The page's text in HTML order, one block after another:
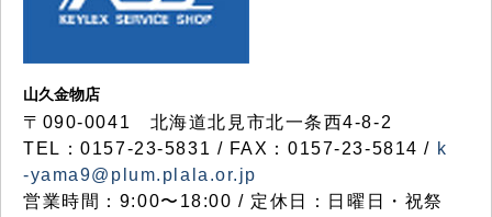
山久金物店
〒090-0041 北海道北見市北一条西4-8-2
TEL：0157-23-5831 / FAX：0157-23-5814 / k
-yama9@plum.plala.or.jp
営業時間：9:00〜18:00 / 定休日：日曜日・祝祭